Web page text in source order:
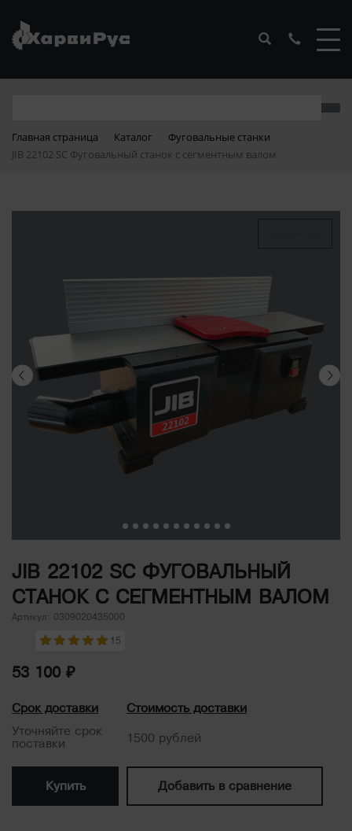
Главная страница Каталог
Фуговальные станки
JIB 22102 SC Фуговальный станок с сегментным валом
JIB 22102 SC ФУГОВАЛЬНЫЙ
СТАНОК С СЕГМЕНТНЫМ ВАЛОМ
Артикул: 0309020435000
15
53 100 ₽
Срок доставки
Уточняйте срок
поставки
Стоимость доставки
1500 рублей
Купить Добавить в сравнение